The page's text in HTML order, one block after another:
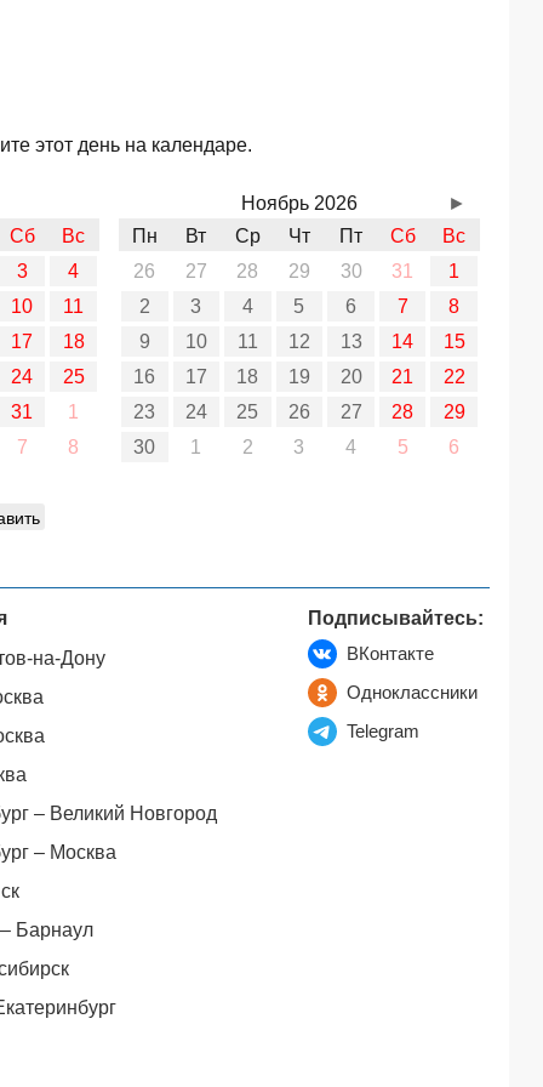
этот день на календаре.
Сб
Вс
3
4
10
11
17
18
24
25
31
1
7
8
Ноябрь 2026
Пн
Вт Ср Чт Пт Сб
Вс
26
27 28 29 30 31
1
2
3 4 5 6 7
8
9
10 11 12 13 14
15
16
17 18 19 20 21
22
23
24 25 26 27 28
29
30
1 2 3 4 5 6
►
на-Дону
– Великий Новгород
– Москва
Барнаул
Подписывайтесь:
ВКонтакте
Одноклассники
Telegram